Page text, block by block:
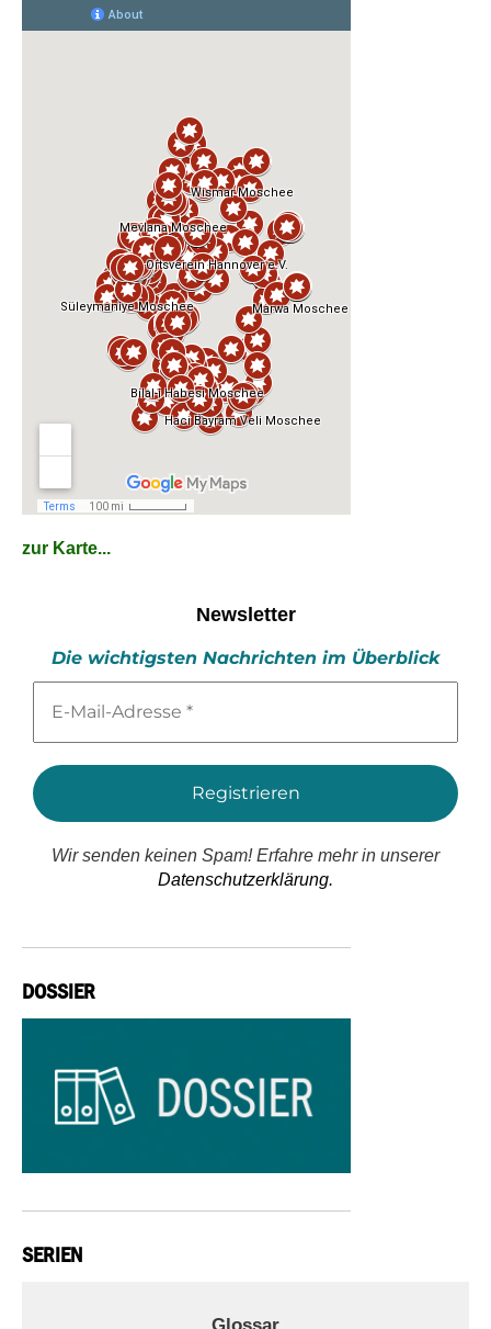
zur Karte...
Newsletter
Die wichtigsten Nachrichten im Überblick
Mail-
*
Wir senden keinen Spam! Erfahre mehr in unserer
Datenschutzerklärung.
DOSSIER
SERIEN